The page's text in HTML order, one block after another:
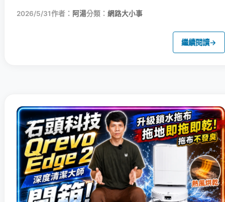
2026/5/31作者： 阿湯分類： 網路大小事
繼續閱讀→